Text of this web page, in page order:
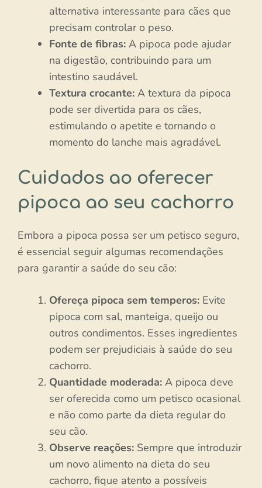
alternativa interessante para cães que
precisam controlar o peso.
Fonte de fibras: A pipoca pode ajudar
na digestão, contribuindo para um
intestino saudável.
Textura crocante: A textura da pipoca
pode ser divertida para os cães,
estimulando o apetite e tornando o
momento do lanche mais agradável.
Cuidados ao oferecer
pipoca ao seu cachorro
Embora a pipoca possa ser um petisco seguro,
é essencial seguir algumas recomendações
para garantir a saúde do seu cão:
Ofereça pipoca sem temperos: Evite
pipoca com sal, manteiga, queijo ou
outros condimentos. Esses ingredientes
podem ser prejudiciais à saúde do seu
cachorro.
Quantidade moderada: A pipoca deve
ser oferecida como um petisco ocasional
e não como parte da dieta regular do
seu cão.
Observe reações: Sempre que introduzir
um novo alimento na dieta do seu
cachorro, fique atento a possíveis